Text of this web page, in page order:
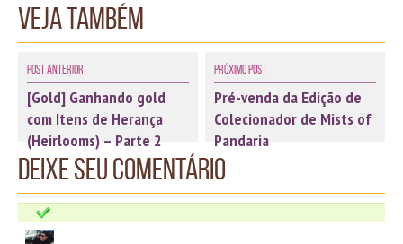
Veja também
Post Anterior
[Gold] Ganhando gold
com Itens de Herança
(Heirlooms​) – Parte 2
Próximo Post
Pré-venda da Edição de
Colecionador de Mists of
Pandaria
Deixe seu comentário